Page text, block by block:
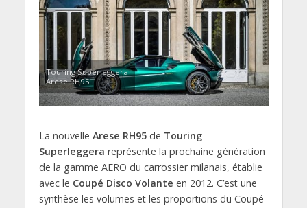
Touring Superleggera
Arese RH95
La nouvelle Arese RH95de Touring
Superleggera représente la prochaine génération
de la gamme AERO du carrossier milanais, établie
avec le Coupé Disco Volante en 2012. C’est une
synthèse les volumes et les proportions du Coupé